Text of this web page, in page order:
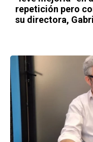
repetición pero
su directora,